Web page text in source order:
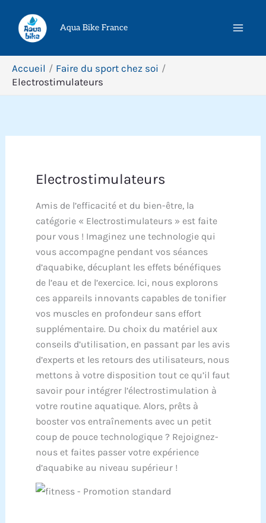
contenu
Aqua Bike France
Accueil
Faire du sport chez soi
Electrostimulateurs
Electrostimulateurs
Amis de l’efficacité et du bien-être, la
catégorie « Electrostimulateurs » est faite
pour vous ! Imaginez une technologie qui
vous accompagne pendant vos séances
d’aquabike, décuplant les effets bénéfiques
de l’eau et de l’exercice. Ici, nous explorons
ces appareils innovants capables de tonifier
vos muscles en profondeur sans effort
supplémentaire. Du choix du matériel aux
conseils d’utilisation, en passant par les avis
d’experts et les retours des utilisateurs, nous
mettons à votre disposition tout ce qu’il faut
savoir pour intégrer l’électrostimulation à
votre routine aquatique. Alors, prêts à
booster vos entraînements avec un petit
coup de pouce technologique ? Rejoignez-
nous et faites passer votre expérience
d’aquabike au niveau supérieur !